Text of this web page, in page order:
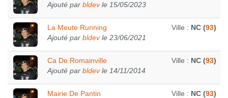
Ajouté par bldevle 15/05/2023
La Meute Running
Ajouté par bldevle 23/06/2021
Ville : NC (93)
Ca De Romainville
Ajouté par bldevle 14/11/2014
Ville : NC (93)
Mairie De Pantin
Ville : NC (93)